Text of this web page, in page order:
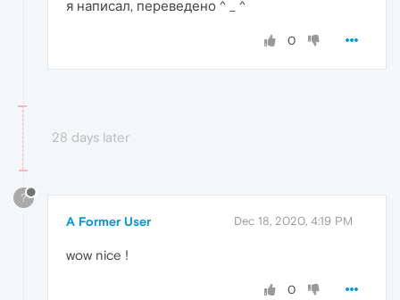
я написал, переведено ^ _ ^
0
28 days later
?
A Former User Dec 18, 2020, 4:19 PM
wow nice !
0